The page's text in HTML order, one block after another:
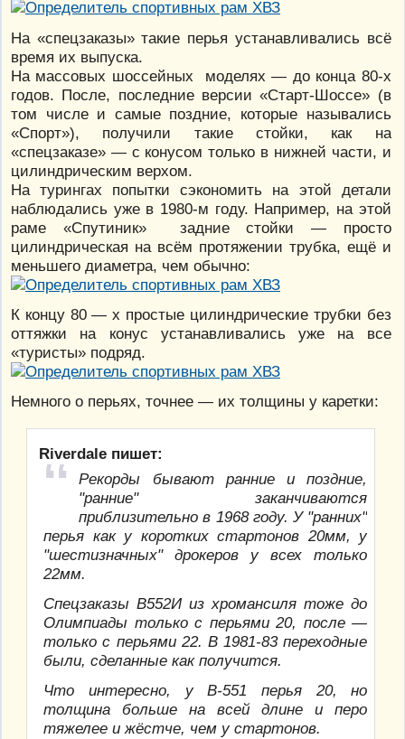
На «спецзаказы» такие перья устанавливались всё
время их выпуска.
На массовых шоссейных моделях — до конца 80-х
годов. После, последние версии «Старт-Шоссе» (в
том числе и самые поздние, которые назывались
«Спорт»), получили такие стойки, как на
«спецзаказе» — с конусом только в нижней части, и
цилиндрическим верхом.
На турингах попытки сэкономить на этой детали
наблюдались уже в 1980-м году. Например, на этой
раме «Спутиник» задние стойки — просто
цилиндрическая на всём протяжении трубка, ещё и
меньшего диаметра, чем обычно:
К концу 80 — х простые цилиндрические трубки без
оттяжки на конус устанавливались уже на все
«туристы» подряд.
Немного о перьях, точнее — их толщины у каретки:
Riverdale пишет:
Рекорды бывают ранние и поздние,
"ранние" заканчиваются
приблизительно в 1968 году. У "ранних"
перья как у коротких стартонов 20мм, у
"шестизначных" дрокеров у всех только
22мм.
Спецзаказы В552И из хромансиля тоже до
Олимпиады только с перьями 20, после —
только с перьями 22. В 1981-83 переходные
были, сделанные как получится.
Что интересно, у В-551 перья 20, но
толщина больше на всей длине и перо
тяжелее и жёстче, чем у стартонов.